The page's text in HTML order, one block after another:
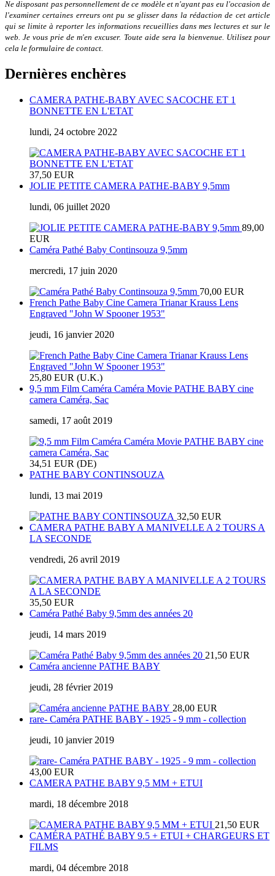
Ne disposant pas personnellement de ce modèle et n'ayant pas eu l'occasion de
l'examiner certaines erreurs ont pu se glisser dans la rédaction de cet article
qui se limite à reporter les informations recueillies dans mes lectures et sur le
web. Je vous prie de m'en excuser. Toute aide sera la bienvenue. Utilisez pour
cela le formulaire de contact.
Dernières enchères
CAMERA PATHE-BABY AVEC SACOCHE ET 1
BONNETTE EN L'ETAT
lundi, 24 octobre 2022
37,50 EUR
JOLIE PETITE CAMERA PATHE-BABY 9,5mm
lundi, 06 juillet 2020
89,00
EUR
Caméra Pathé Baby Continsouza 9,5mm
mercredi, 17 juin 2020
70,00 EUR
French Pathe Baby Cine Camera Trianar Krauss Lens
Engraved "John W Spooner 1953"
jeudi, 16 janvier 2020
25,80 EUR (U.K.)
9,5 mm Film Caméra Caméra Movie PATHE BABY cine
camera Caméra, Sac
samedi, 17 août 2019
34,51 EUR (DE)
PATHE BABY CONTINSOUZA
lundi, 13 mai 2019
32,50 EUR
CAMERA PATHE BABY A MANIVELLE A 2 TOURS A
LA SECONDE
vendredi, 26 avril 2019
35,50 EUR
Caméra Pathé Baby 9,5mm des années 20
jeudi, 14 mars 2019
21,50 EUR
Caméra ancienne PATHE BABY
jeudi, 28 février 2019
28,00 EUR
rare- Caméra PATHE BABY - 1925 - 9 mm - collection
jeudi, 10 janvier 2019
43,00 EUR
CAMERA PATHE BABY 9,5 MM + ETUI
mardi, 18 décembre 2018
21,50 EUR
CAMÉRA PATHÉ BABY 9.5 + ETUI + CHARGEURS ET
FILMS
mardi, 04 décembre 2018